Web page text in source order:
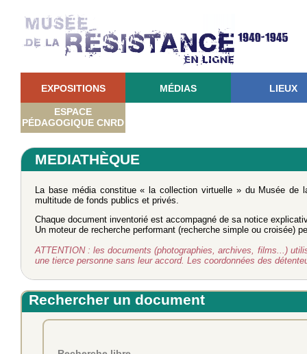
EXPOSITIONS MÉDIAS LIEUX
ESPACE
PÉDAGOGIQUE CNRD
MEDIATHÈQUE
La base média constitue « la collection virtuelle » du Musée
multitude de fonds publics et privés.
Chaque document inventorié est accompagné de sa notice
Un moteur de recherche performant (recherche simple ou croisée)
ATTENTION : les documents (photographies, archives, films...)
une tierce personne sans leur accord. Les coordonnées des
Rechercher un document